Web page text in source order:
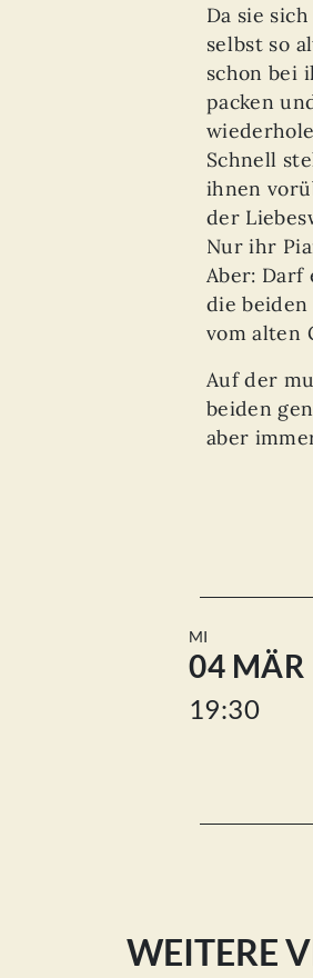
Da sie
selbst so
schon bei
packen
Schnell
ihnen
der
Nur ihr
Aber: Darf
die
vom alten
Auf der
beiden
aber
MI
04 MÄR
19:30
WEITERE